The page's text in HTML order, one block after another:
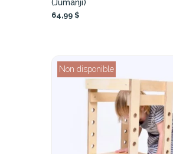
(Jumanji)
64,99 $
Non disponible